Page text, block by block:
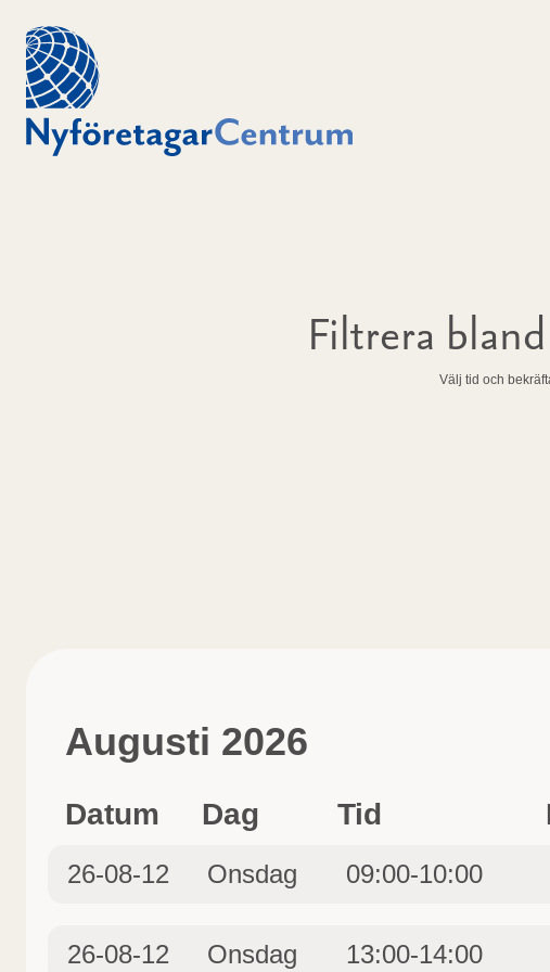
Filtrera
Välj tid och
Augusti 2026
Datum Dag Tid
26-08-12 Onsdag 09:00-10:00
26-08-12 Onsdag 13:00-14:00